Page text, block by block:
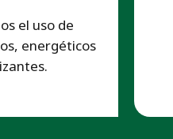
el uso de
energéticos